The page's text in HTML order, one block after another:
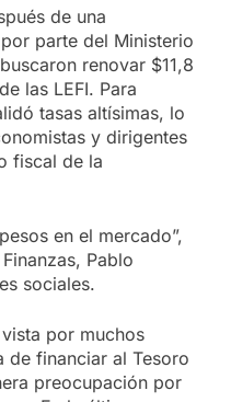
de una
parte del Ministerio
renovar $11,8
las LEFI. Para
tasas altísimas, lo
y dirigentes
fiscal de la
en el mercado”,
Pablo
sociales.
por muchos
de financiar al Tesoro
preocupación por